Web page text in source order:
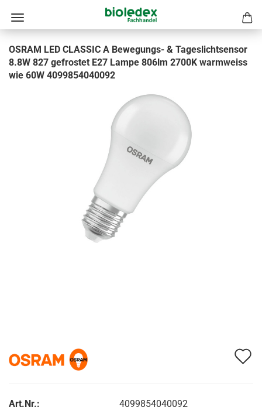
OSRAM LED CLASSIC A Bewegungs- & Tageslichtsensor
8.8W 827 gefrostet E27 Lampe 806lm 2700K warmweiss
wie 60W 4099854040092
Art.Nr.:
4099854040092